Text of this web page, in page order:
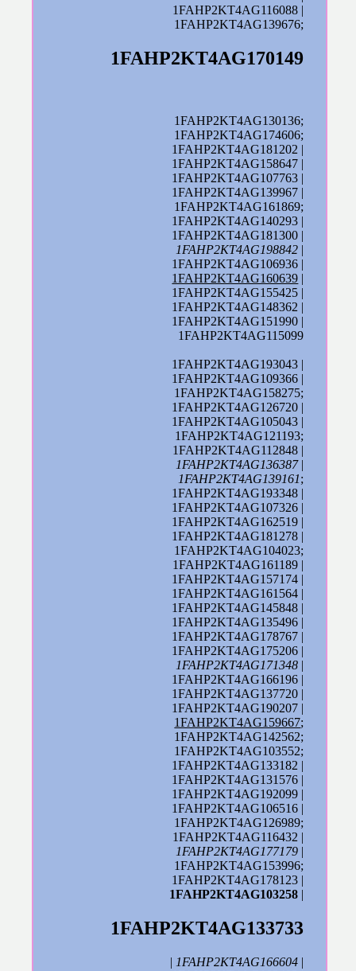
1FAHP2KT4AG116088 |
1FAHP2KT4AG139676;
1FAHP2KT4AG170149
1FAHP2KT4AG130136;
1FAHP2KT4AG174606;
1FAHP2KT4AG181202 |
1FAHP2KT4AG158647 |
1FAHP2KT4AG107763 |
1FAHP2KT4AG139967 |
1FAHP2KT4AG161869;
1FAHP2KT4AG140293 |
1FAHP2KT4AG181300 |
1FAHP2KT4AG198842 |
1FAHP2KT4AG106936 |
1FAHP2KT4AG160639 |
1FAHP2KT4AG155425 |
1FAHP2KT4AG148362 |
1FAHP2KT4AG151990 |
1FAHP2KT4AG115099
1FAHP2KT4AG193043 |
1FAHP2KT4AG109366 |
1FAHP2KT4AG158275;
1FAHP2KT4AG126720 |
1FAHP2KT4AG105043 |
1FAHP2KT4AG121193;
1FAHP2KT4AG112848 |
1FAHP2KT4AG136387|
1FAHP2KT4AG139161;
1FAHP2KT4AG193348 |
1FAHP2KT4AG107326 |
1FAHP2KT4AG162519 |
1FAHP2KT4AG181278 |
1FAHP2KT4AG104023;
1FAHP2KT4AG161189 |
1FAHP2KT4AG157174 |
1FAHP2KT4AG161564 |
1FAHP2KT4AG145848 |
1FAHP2KT4AG135496 |
1FAHP2KT4AG178767 |
1FAHP2KT4AG175206 |
1FAHP2KT4AG171348 |
1FAHP2KT4AG166196 |
1FAHP2KT4AG137720 |
1FAHP2KT4AG190207 |
1FAHP2KT4AG159667;
1FAHP2KT4AG142562;
1FAHP2KT4AG103552;
1FAHP2KT4AG133182 |
1FAHP2KT4AG131576 |
1FAHP2KT4AG192099 |
1FAHP2KT4AG106516 |
1FAHP2KT4AG126989;
1FAHP2KT4AG116432 |
1FAHP2KT4AG177179 |
1FAHP2KT4AG153996;
1FAHP2KT4AG178123 |
1FAHP2KT4AG103258 |
1FAHP2KT4AG133733
| 1FAHP2KT4AG166604 |